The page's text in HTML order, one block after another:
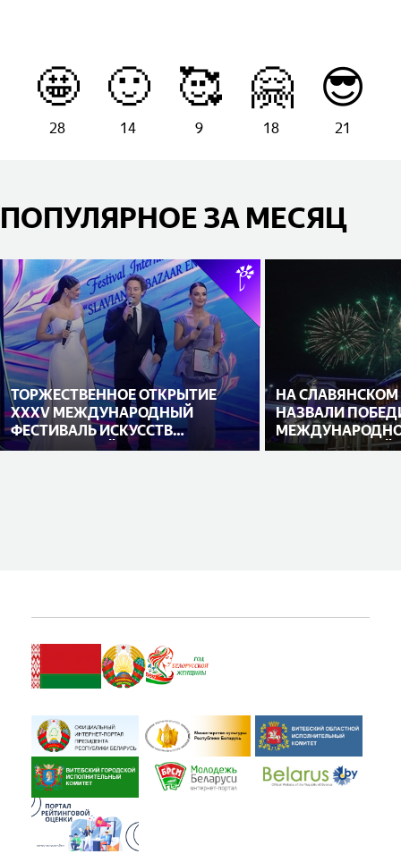
🤩
28
🙂
14
🥰
9
🤗
18
😎
21
ПОПУЛЯРНОЕ ЗА МЕСЯЦ
ТОРЖЕСТВЕННОЕ ОТКРЫТИЕ
XXXV МЕЖДУНАРОДНЫЙ
ФЕСТИВАЛЬ ИСКУССТВ
«СЛАВЯНСКИЙ БАЗАР В
НА СЛАВЯНСКОМ
НАЗВАЛИ
ИСПОЛНИТЕЛЕЙ